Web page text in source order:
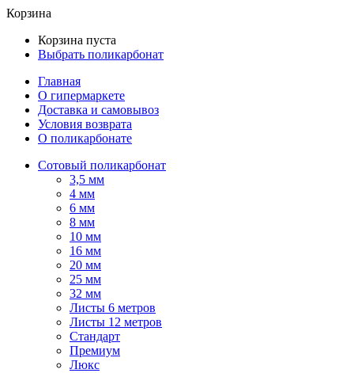
Корзина
Корзина пуста
Выбрать поликарбонат
Главная
О гипермаркете
Доставка и самовывоз
Условия возврата
О поликарбонате
Сотовый поликарбонат
3,5 мм
4 мм
6 мм
8 мм
10 мм
16 мм
20 мм
25 мм
32 мм
Листы 6 метров
Листы 12 метров
Стандарт
Премиум
Люкс